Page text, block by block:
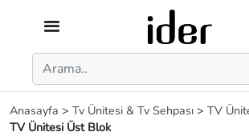
Anasayfa > Tv Ünitesi & Tv Sehpası > TV
TV Ünitesi Üst Blok